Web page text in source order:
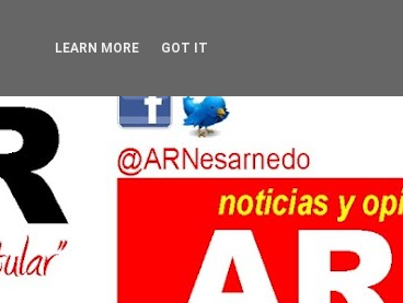
LEARN MORE GOT IT